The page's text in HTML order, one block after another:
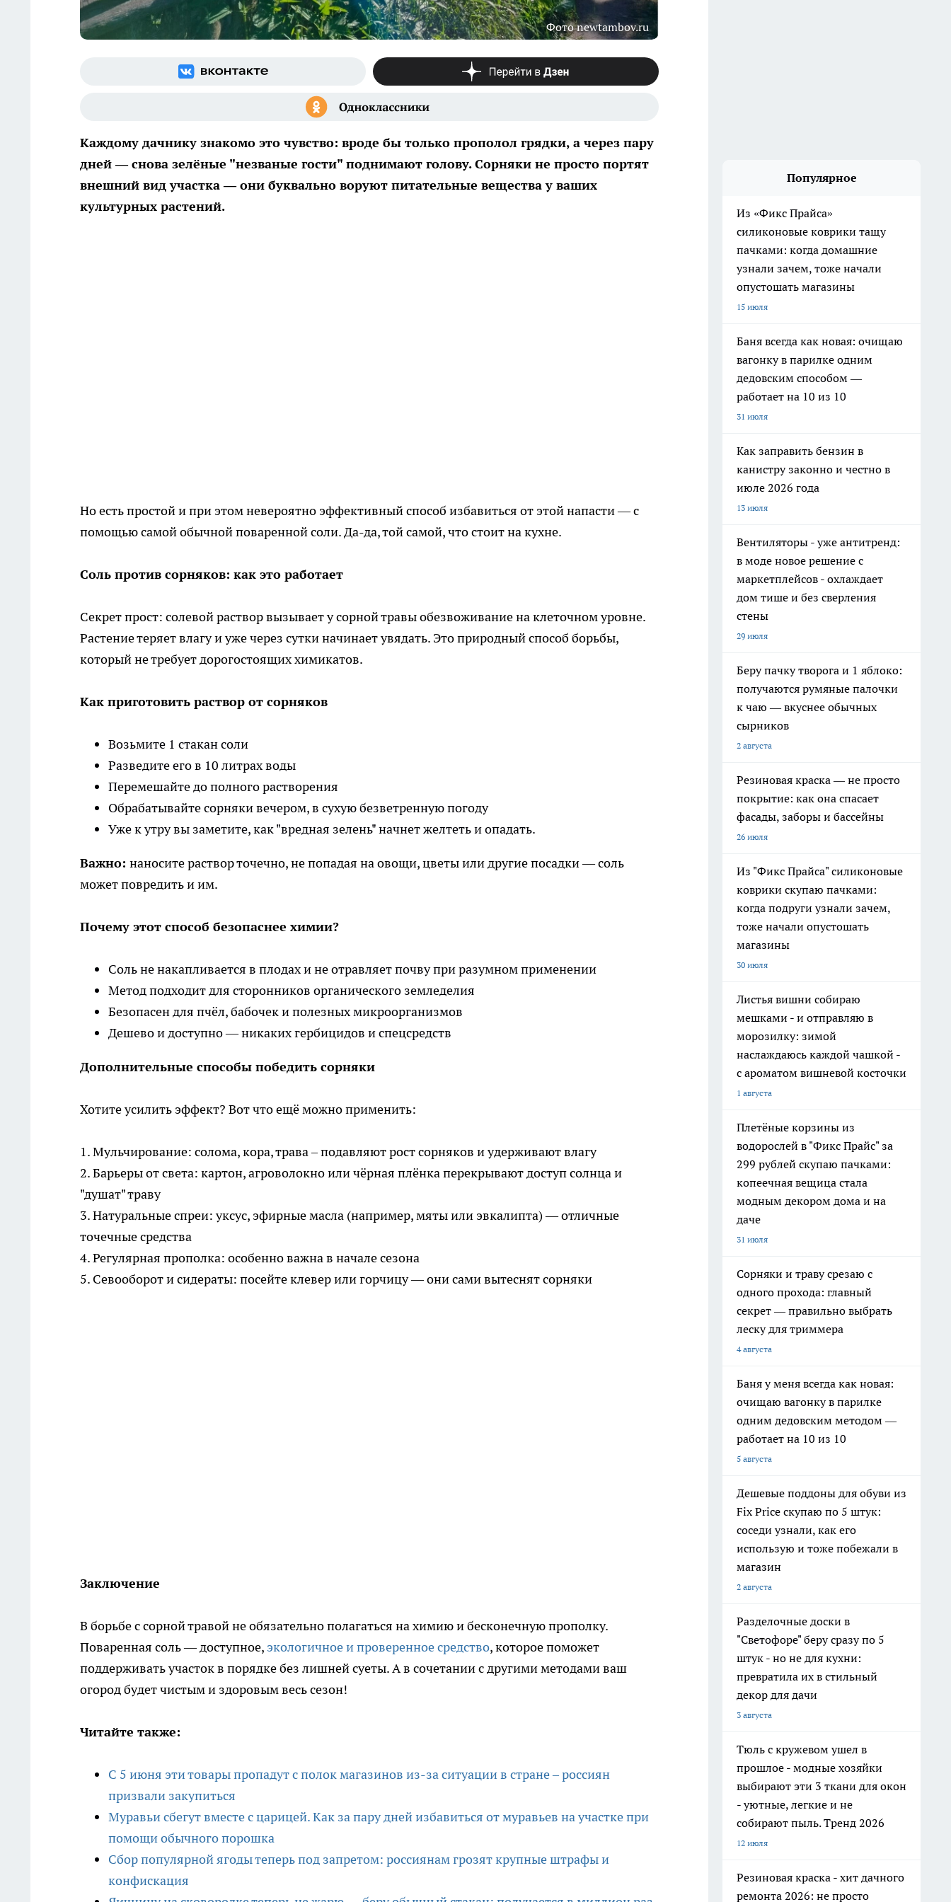
Фото newtambov.ru
Каждому дачнику знакомо это чувство: вроде бы только прополол грядки, а через пару
дней — снова зелёные "незваные гости" поднимают голову. Сорняки не просто портят
внешний вид участка — они буквально воруют питательные вещества у ваших
культурных растений.
Но есть простой и при этом невероятно эффективный способ избавиться от этой напасти — с
помощью самой обычной поваренной соли. Да-да, той самой, что стоит на кухне.
Соль против сорняков: как это работает
Секрет прост: солевой раствор вызывает у сорной травы обезвоживание на клеточном уровне.
Растение теряет влагу и уже через сутки начинает увядать. Это природный способ борьбы,
который не требует дорогостоящих химикатов.
Как приготовить раствор от сорняков
Возьмите 1 стакан соли
Разведите его в 10 литрах воды
Перемешайте до полного растворения
Обрабатывайте сорняки вечером, в сухую безветренную погоду
Уже к утру вы заметите, как "вредная зелень" начнет желтеть и опадать.
Важно: наносите раствор точечно, не попадая на овощи, цветы или другие посадки — соль
может повредить и им.
Почему этот способ безопаснее химии?
Соль не накапливается в плодах и не отравляет почву при разумном применении
Метод подходит для сторонников органического земледелия
Безопасен для пчёл, бабочек и полезных микроорганизмов
Дешево и доступно — никаких гербицидов и спецсредств
Дополнительные способы победить сорняки
Хотите усилить эффект? Вот что ещё можно применить:
1. Мульчирование: солома, кора, трава – подавляют рост сорняков и удерживают влагу
2. Барьеры от света: картон, агроволокно или чёрная плёнка перекрывают доступ солнца и
"душат" траву
3. Натуральные спреи: уксус, эфирные масла (например, мяты или эвкалипта) — отличные
точечные средства
4. Регулярная прополка: особенно важна в начале сезона
5. Севооборот и сидераты: посейте клевер или горчицу — они сами вытеснят сорняки
Заключение
В борьбе с сорной травой не обязательно полагаться на химию и бесконечную прополку.
Поваренная соль — доступное, экологичное и проверенное средство, которое поможет
поддерживать участок в порядке без лишней суеты. А в сочетании с другими методами ваш
огород будет чистым и здоровым весь сезон!
Читайте также:
С 5 июня эти товары пропадут с полок магазинов из-за ситуации в стране – россиян
призвали закупиться
Муравьи сбегут вместе с царицей. Как за пару дней избавиться от муравьев на участке при
помощи обычного порошка
Сбор популярной ягоды теперь под запретом: россиянам грозят крупные штрафы и
конфискация
Популярное
Из «Фикс Прайса»
силиконовые коврики тащу
пачками: когда домашние
узнали зачем, тоже начали
опустошать магазины
15 июля
Баня всегда как новая: очищаю
вагонку в парилке одним
дедовским способом —
работает на 10 из 10
31 июля
Как заправить бензин в
канистру законно и честно в
июле 2026 года
13 июля
Вентиляторы - уже антитренд:
в моде новое решение с
маркетплейсов - охлаждает
дом тише и без сверления
стены
29 июля
Беру пачку творога и 1 яблоко:
получаются румяные палочки
к чаю — вкуснее обычных
сырников
2 августа
Резиновая краска — не просто
покрытие: как она спасает
фасады, заборы и бассейны
26 июля
Из "Фикс Прайса" силиконовые
коврики скупаю пачками:
когда подруги узнали зачем,
тоже начали опустошать
магазины
30 июля
Листья вишни собираю
мешками - и отправляю в
морозилку: зимой
наслаждаюсь каждой чашкой -
с ароматом вишневой косточки
1 августа
Плетёные корзины из
водорослей в "Фикс Прайс" за
299 рублей скупаю пачками:
копеечная вещица стала
модным декором дома и на
даче
31 июля
Сорняки и траву срезаю с
одного прохода: главный
секрет — правильно выбрать
леску для триммера
4 августа
Баня у меня всегда как новая:
очищаю вагонку в парилке
одним дедовским методом —
работает на 10 из 10
5 августа
Дешевые поддоны для обуви из
Fix Price скупаю по 5 штук:
соседи узнали, как его
использую и тоже побежали в
магазин
2 августа
Разделочные доски в
"Светофоре" беру сразу по 5
штук - но не для кухни:
превратила их в стильный
декор для дачи
3 августа
Тюль с кружевом ушел в
прошлое - модные хозяйки
выбирают эти 3 ткани для окон
- уютные, легкие и не
собирают пыль. Тренд 2026
12 июля
Резиновая краска - хит дачного
ремонта 2026: не просто